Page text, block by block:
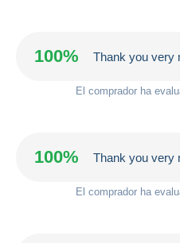
100% Thank you very
El comprador ha
100% Thank you very
El comprador ha